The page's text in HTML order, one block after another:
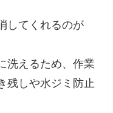
してくれるのが
洗えるため、作業
残しや水ジミ防止